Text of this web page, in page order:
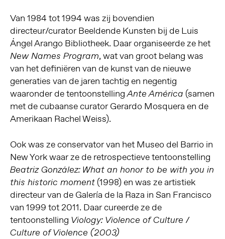
Van 1984 tot 1994 was zij bovendien
directeur/curator Beeldende Kunsten bij de Luis
Ángel Arango Bibliotheek. Daar organiseerde ze het
New Names Program, wat van groot belang was
van het definiëren van de kunst van de nieuwe
generaties van de jaren tachtig en negentig
waaronder de tentoonstellingAnte América (samen
met de cubaanse curator Gerardo Mosquera en de
Amerikaan Rachel Weiss).
Ook was ze conservator van het Museo del Barrio in
New York waar ze de retrospectieve tentoonstelling
Beatriz González: What an honor to be with you in
this historic moment(1998) en was ze artistiek
directeur van de Galería de la Raza in San Francisco
van 1999 tot 2011. Daar cureerde ze de
tentoonstelling Viology: Violence of Culture /
Culture of Violence (2003)